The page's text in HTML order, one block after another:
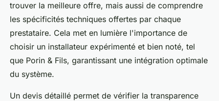
trouver la meilleure offre, mais aussi de comprendre
les spécificités techniques offertes par chaque
prestataire. Cela met en lumière l'importance de
choisir un installateur expérimenté et bien noté, tel
que Porin & Fils, garantissant une intégration optimale
du système.
Un devis détaillé permet de vérifier la transparence